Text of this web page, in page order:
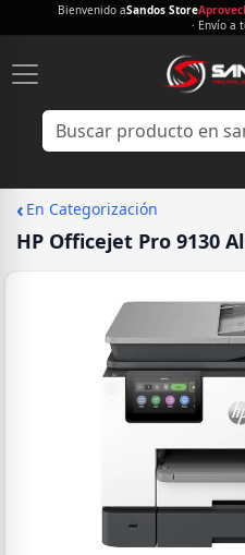
Bienvenido aSandos Store
· Envío a
‹ En Categorización
HP Officejet Pro 9130